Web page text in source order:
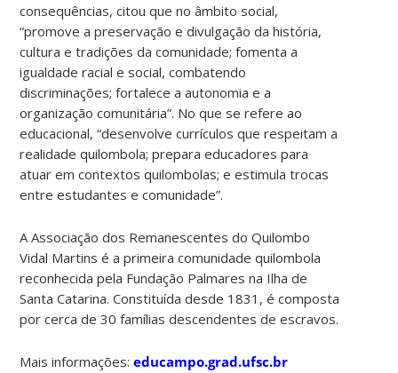
consequências, citou que no âmbito social,
“promove a preservação e divulgação da história,
cultura e tradições da comunidade; fomenta a
igualdade racial e social, combatendo
discriminações; fortalece a autonomia e a
organização comunitária”. No que se refere ao
educacional, “desenvolve currículos que respeitam a
realidade quilombola; prepara educadores para
atuar em contextos quilombolas; e estimula trocas
entre estudantes e comunidade”.
A Associação dos Remanescentes do Quilombo
Vidal Martins é a primeira comunidade quilombola
reconhecida pela Fundação Palmares na Ilha de
Santa Catarina. Constituída desde 1831, é composta
por cerca de 30 famílias descendentes de escravos.
Mais informações:educampo.grad.ufsc.br